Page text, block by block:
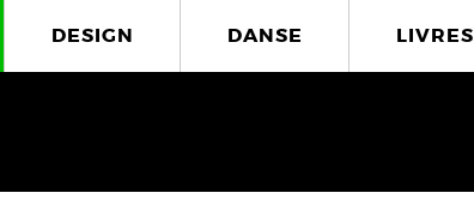
DESIGN DANSE LIVRES